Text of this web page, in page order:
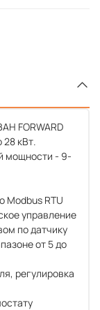
FORWARD
кВт.
мощности - 9-
Modbus RTU
управление
по датчику
от 5 до
регулировка